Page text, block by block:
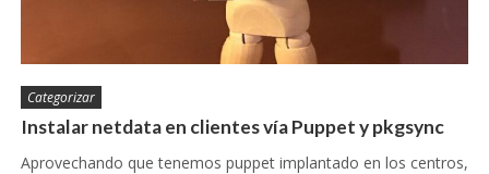
Categorizar
Instalar netdata en clientes vía Puppet y pkgsync
Aprovechando que tenemos puppet implantado en los centros,